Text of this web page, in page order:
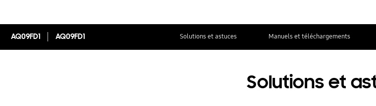
AQ09FD1 AQ09FD1 Solutions et astuces Manuels et téléchargements
Solutions et